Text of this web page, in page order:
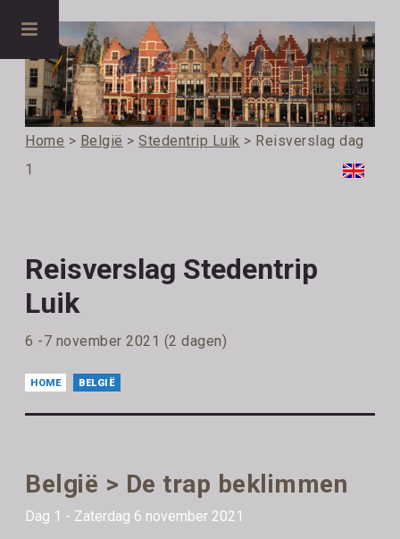
Home > België >Stedentrip Luik > Reisverslag dag
1
Reisverslag Stedentrip
Luik
6 -7 november 2021 (2 dagen)
HOME BELGIË
België > De trap beklimmen
Dag 1 - Zaterdag 6 november 2021